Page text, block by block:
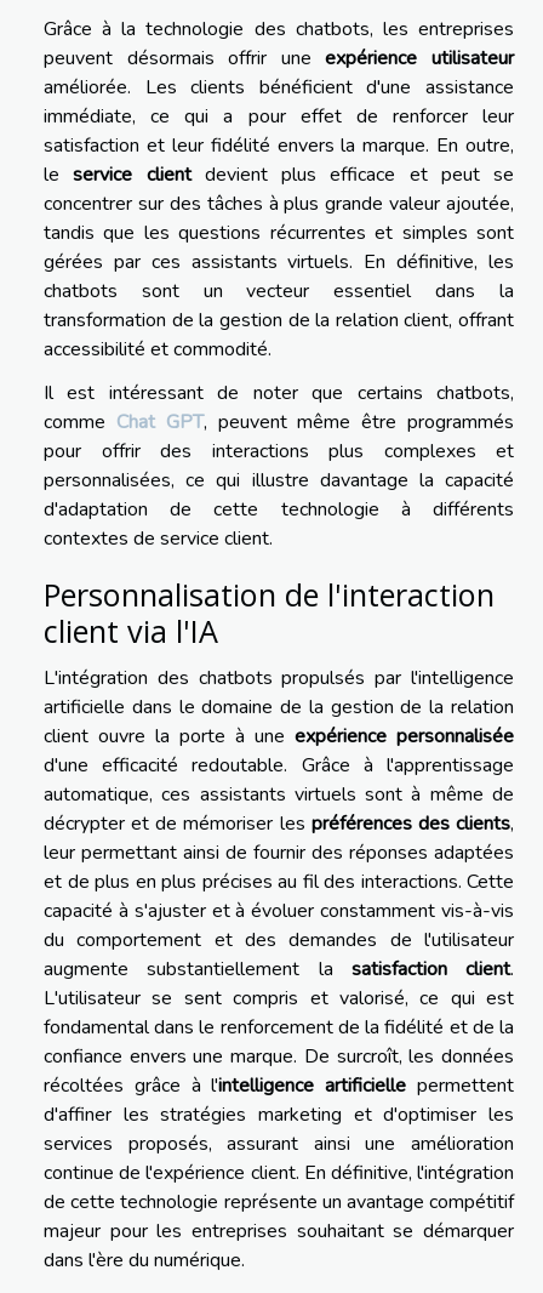
Grâce à la technologie des chatbots, les entreprises
peuvent désormais offrir uneexpérience utilisateur
améliorée. Les clients bénéficient d'une assistance
immédiate, ce qui a pour effet de renforcer leur
satisfaction et leur fidélité envers la marque. En outre,
leservice clientdevient plus efficace et peut se
concentrer sur des tâches à plus grande valeur ajoutée,
tandis que les questions récurrentes et simples sont
gérées par ces assistants virtuels. En définitive, les
chatbots sont un vecteur essentiel dans la
transformation de la gestion de la relation client, offrant
accessibilité et commodité.
Il est intéressant de noter que certains chatbots,
comme Chat GPT, peuvent même être programmés
pour offrir des interactions plus complexes et
personnalisées, ce qui illustre davantage la capacité
d'adaptation de cette technologie à différents
contextes de service client.
Personnalisation de l'interaction
client via l'IA
L'intégration des chatbots propulsés par l'intelligence
artificielle dans le domaine de la gestion de la relation
client ouvre la porte à une expérience personnalisée
d'une efficacité redoutable. Grâce à l'apprentissage
automatique, ces assistants virtuels sont à même de
décrypter et de mémoriser les préférences des clients,
leur permettant ainsi de fournir des réponses adaptées
et de plus en plus précises au fil des interactions. Cette
capacité à s'ajuster et à évoluer constamment vis-à-vis
du comportement et des demandes de l'utilisateur
augmente substantiellement la satisfaction client.
L'utilisateur se sent compris et valorisé, ce qui est
fondamental dans le renforcement de la fidélité et de la
confiance envers une marque. De surcroît, les données
récoltées grâce à l'intelligence artificielle permettent
d'affiner les stratégies marketing et d'optimiser les
services proposés, assurant ainsi une amélioration
continue de l'expérience client. En définitive, l'intégration
de cette technologie représente un avantage compétitif
majeur pour les entreprises souhaitant se démarquer
dans l'ère du numérique.